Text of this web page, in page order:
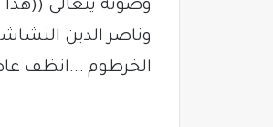
وصوته يتعالى
الخرطوم ….انظف